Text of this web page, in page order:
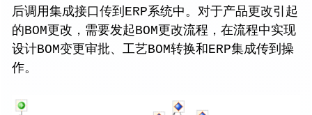
后调用集成接口传到ERP系统中。对于产品更改引起
的BOM更改，需要发起BOM更改流程，在流程中实现
设计BOM变更审批、工艺BOM转换和ERP集成传到操
作。